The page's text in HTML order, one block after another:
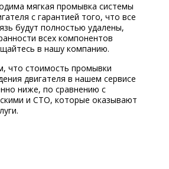
мягкая промывка системы
с гарантией того, что все
будут полностью удалены,
всех компонентов
в нашу компанию.
что стоимость промывки
двигателя в нашем сервисе
ниже, по сравнению с
и СТО, которые оказывают